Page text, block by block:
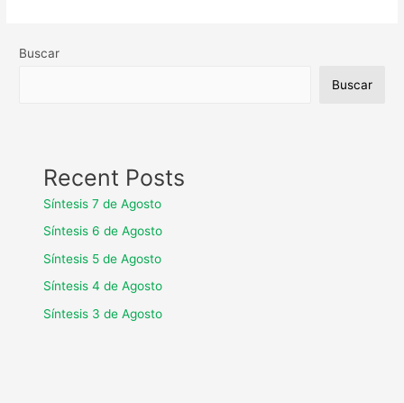
Buscar
Buscar
Recent Posts
Síntesis 7 de Agosto
Síntesis 6 de Agosto
Síntesis 5 de Agosto
Síntesis 4 de Agosto
Síntesis 3 de Agosto